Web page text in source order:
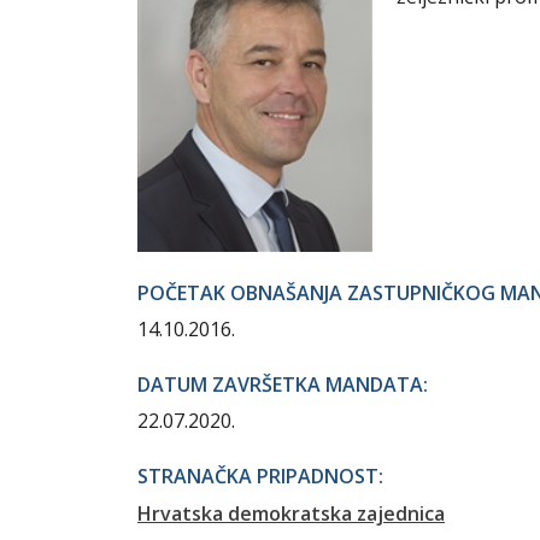
POČETAK OBNAŠANJA ZASTUPNIČKOG
14.10.2016.
DATUM ZAVRŠETKA MANDATA:
22.07.2020.
STRANAČKA PRIPADNOST:
Hrvatska demokratska zajednica